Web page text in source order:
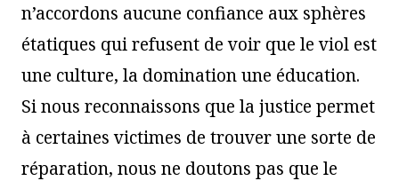
n’accordons aucune confiance aux sphères
étatiques qui refusent de voir que le viol est
une culture, la domination une éducation.
Si nous reconnaissons que la justice permet
à certaines victimes de trouver une sorte de
réparation, nous ne doutons pas que le